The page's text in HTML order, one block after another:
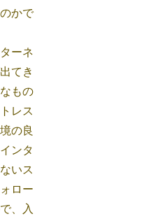
かで
ーネ
てき
もの
レス
の良
ンタ
いス
ロー
、入